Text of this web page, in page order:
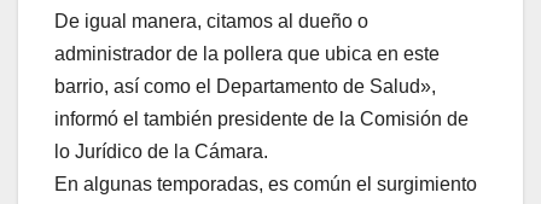
De igual manera, citamos al dueño o
administrador de la pollera que ubica en este
barrio, así como el Departamento de Salud»,
informó el también presidente de la Comisión de
lo Jurídico de la Cámara.
En algunas temporadas, es común el surgimiento